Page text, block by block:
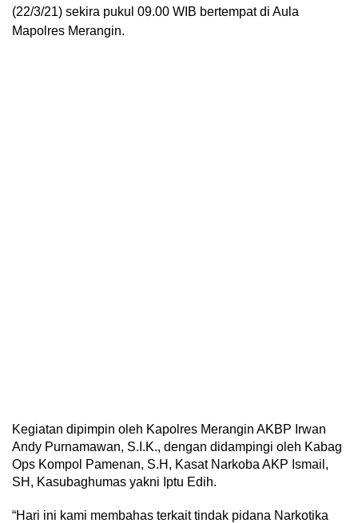
(22/3/21) sekira pukul 09.00 WIB bertempat di Aula
Mapolres Merangin.
Kegiatan dipimpin oleh Kapolres Merangin AKBP Irwan
Andy Purnamawan, S.I.K., dengan didampingi oleh Kabag
Ops Kompol Pamenan, S.H, Kasat Narkoba AKP Ismail,
SH, Kasubaghumas yakni Iptu Edih.
“Hari ini kami membahas terkait tindak pidana Narkotika